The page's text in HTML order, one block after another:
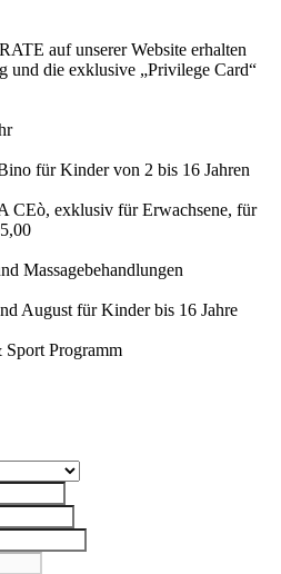
auf unserer Website erhalten
und die exklusive „Privilege Card“
für Kinder von 2 bis 16 Jahren
CEò, exklusiv für Erwachsene, für
Massagebehandlungen
August für Kinder bis 16 Jahre
Programm